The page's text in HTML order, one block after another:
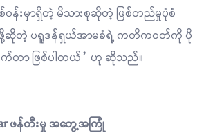
စ်ဝန်းမှာရှိတဲ့ မိသားစုဆိုတဲ့ ဖြစ်တည်မှုပုံစံ
ဆိုတဲ့ ပရူဒန်ရှယ်အာမခံရဲ့ ကတိကဝတ်ကို ပို
က်တာ ဖြစ်ပါတယ်” ဟု ဆိုသည်။
ဖန်တီးမှု အတွေ့အကြုံ